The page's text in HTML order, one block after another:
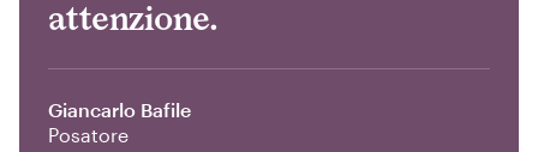
attenzione.
Giancarlo Bafile
Posatore